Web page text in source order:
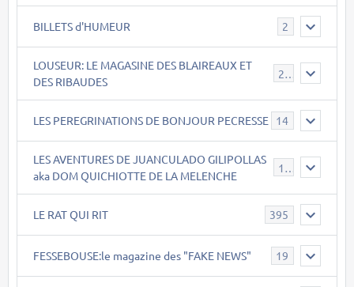
BILLETS d'HUMEUR 2
LOUSEUR: LE MAGASINE DES BLAIREAUX ET
DES RIBAUDES
21
LES PEREGRINATIONS DE BONJOUR PECRESSE 14
LES AVENTURES DE JUANCULADO GILIPOLLAS
aka DOM QUICHIOTTE DE LA MELENCHE
119
LE RAT QUI RIT 395
FESSEBOUSE:le magazine des "FAKE NEWS" 19